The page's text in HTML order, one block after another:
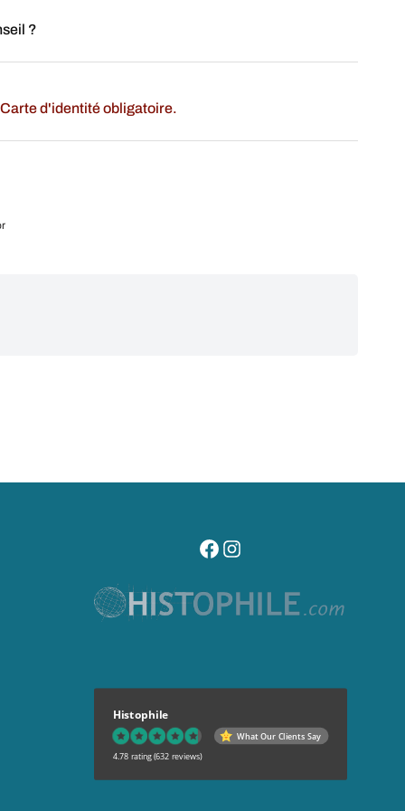
?
d'identité obligatoire.
visitez notre page facebook
suivez notre compte
Histophile
What Our Clients Say
4.78 rating (632 reviews)